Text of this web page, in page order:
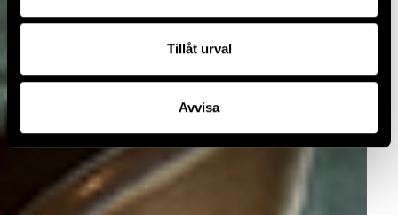
Tillåt urval
Avvisa